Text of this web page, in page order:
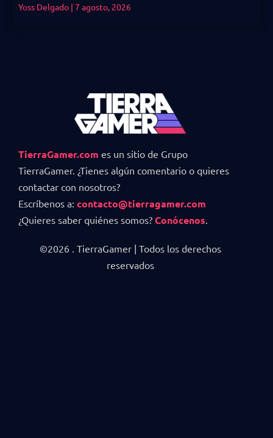
Yoss Delgado 7 agosto, 2026
TierraGamer.com es un sitio de Grupo
TierraGamer. ¿Tienes algún comentario o quieres
contactar con nosotros?
Escríbenos a: contacto@tierragamer.com
¿Quieres saber quiénes somos? Conócenos.
©2026 . TierraGamer | Todos los derechos
reservados